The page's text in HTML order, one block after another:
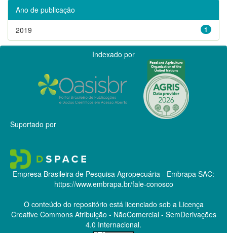
Ano de publicação
1
2019
Indexado por
Suportado por
Empresa Brasileira de Pesquisa Agropecuária - Embrapa SAC:
https://www.embrapa.br/fale-conosco
O conteúdo do repositório está licenciado sob a Licença
Creative CommonsAtribuição - NãoComercial - SemDerivações
4.0 Internacional.